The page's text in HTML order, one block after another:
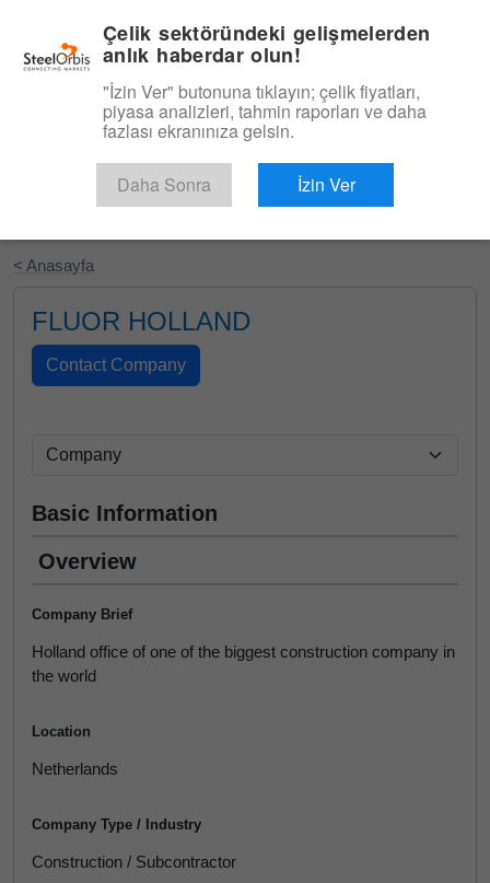
Ücretsiz Deneyin
< Anasayfa
FLUOR HOLLAND
Basic Information
Overview
Company Brief
Holland office of one of the biggest construction company in
the world
Location
Netherlands
Company Type / Industry
Construction / Subcontractor
Çelik sektöründeki gelişmelerden
anlık haberdar olun!
"İzin Ver" butonuna tıklayın; çelik fiyatları,
piyasa analizleri, tahmin raporları ve daha
fazlası ekranınıza gelsin.
Daha Sonra İzin Ver